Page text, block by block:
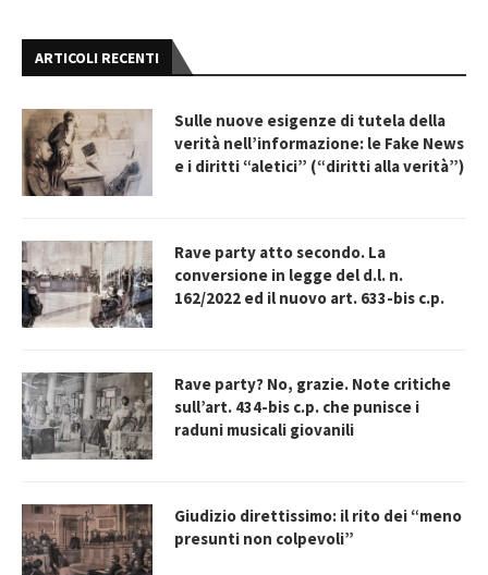
ARTICOLI RECENTI
Sulle nuove esigenze di tutela della
verità nell’informazione: le Fake News
e i diritti “aletici” (“diritti alla verità”)
Rave party atto secondo. La
conversione in legge del d.l. n.
162/2022 ed il nuovo art. 633-bis c.p.
Rave party? No, grazie. Note critiche
sull’art. 434-bis c.p. che punisce i
raduni musicali giovanili
Giudizio direttissimo: il rito dei “meno
presunti non colpevoli”